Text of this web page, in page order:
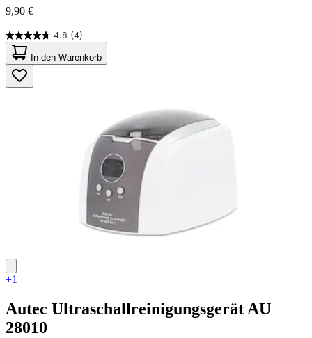
9,90 €
4.8 (4)
4.8
von
5
Sternen.
4
In den Warenkorb
+1
Autec Ultraschallreinigungsgerät AU
28010